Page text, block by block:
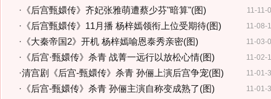
11-11-
· 《后宫甄嬛传》齐妃张雅萌遭蔡少芬"暗算"(图)
11-08-
· 《后宫甄嬛传》11月播 杨梓嫣领衔上位受期待(图)
11-03-
· 《大秦帝国2》开机 杨梓嫣喻恩泰秀亲密(图)
11-02-
· 《后宫·甄嬛传》杀青 战菁一远行以放松心情(图)
11-01-
·清宫剧《后宫-甄嬛传》杀青 孙俪上演后宫争宠(图)
11-01-
· 《后宫-甄嬛传》杀青 孙俪主演自称变成熟了(图)